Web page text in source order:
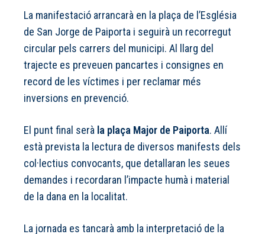
La manifestació arrancarà en la plaça de l’Església
de San Jorge de Paiporta i seguirà un recorregut
circular pels carrers del municipi. Al llarg del
trajecte es preveuen pancartes i consignes en
record de les víctimes i per reclamar més
inversions en prevenció.
El punt final serà la plaça Major de Paiporta. Allí
està prevista la lectura de diversos manifests dels
col·lectius convocants, que detallaran les seues
demandes i recordaran l’impacte humà i material
de la dana en la localitat.
La jornada es tancarà amb la interpretació de la